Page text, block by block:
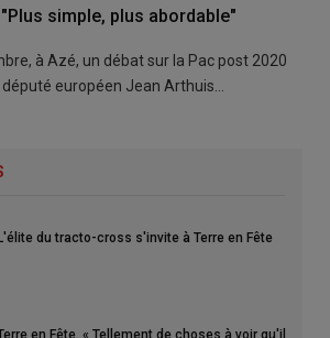
"Plus simple, plus abordable"
à Azé, un débat sur la Pac post 2020
européen Jean Arthuis…
L'élite du tracto-cross s'invite à Terre en Fête